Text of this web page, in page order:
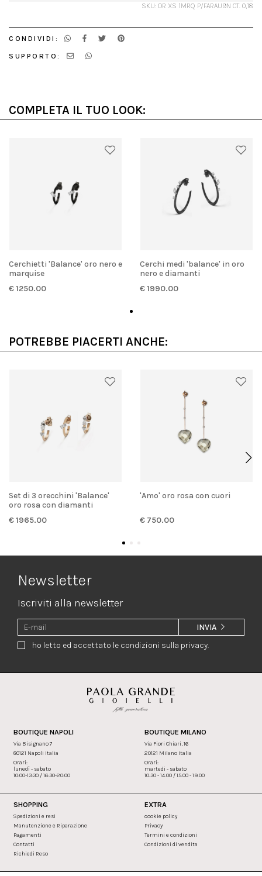
SKU: OR XS 1MRQ P/FARAU9N CT. 0,18
CONDIVIDI:
SUPPORTO:
COMPLETA IL TUO LOOK:
Cerchietti 'Balance' oro nero e
marquise
€ 1250.00
Cerchi medi 'balance' in oro
nero e diamanti
€ 1990.00
POTREBBE PIACERTI ANCHE:
Set di 3 orecchini 'Balance'
oro rosa con diamanti
€ 1965.00
'Amo' oro rosa con cuori
€ 750.00
Newsletter
Iscriviti alla newsletter
ho letto ed accettato le condizioni sulla privacy.
INVIA
BOUTIQUE NAPOLI
Via Bisignano 7
80121 Napoli Italia
Orari:
lunedì - sabato
10:00-13:30 / 16:30-20:00
BOUTIQUE MILANO
Via Fiori Chiari, 16
20121 Milano Italia
Orari:
martedi - sabato
10.30 - 14.00 / 15.00 - 19.00
SHOPPING
Spedizioni e resi
Manutenzione e Riparazione
Pagamenti
Contatti
Richiedi Reso
EXTRA
cookie policy
Privacy
Termini e condizioni
Condizioni di vendita